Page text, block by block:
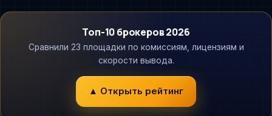
Топ-10 брокеров 2026
Сравнили 23 площадки по комиссиям, лицензиям и
скорости вывода.
▲ Открыть рейтинг